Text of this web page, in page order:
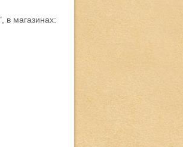
в магазинах: